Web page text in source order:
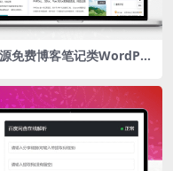
免费博客笔记类WordPre